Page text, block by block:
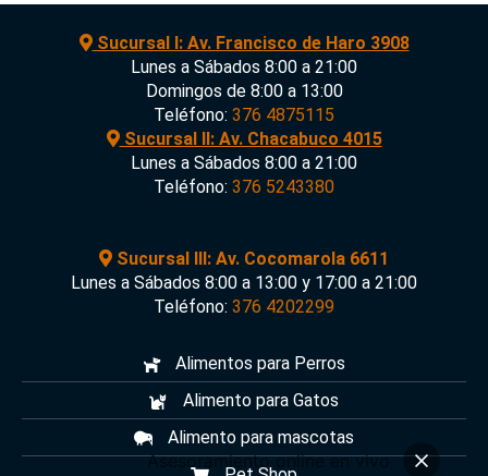
Sucursal I: Av. Francisco de Haro 3908
Lunes a Sábados 8:00 a 21:00
Domingos de 8:00 a 13:00
Teléfono: 376 4875115
Sucursal II: Av. Chacabuco 4015
Lunes a Sábados 8:00 a 21:00
Teléfono: 376 5243380
Sucursal III: Av. Cocomarola 6611
Lunes a Sábados 8:00 a 13:00 y 17:00 a 21:00
Teléfono: 376 4202299
Alimentos para Perros
Alimento para Gatos
Alimento para mascotas
Asesoramiento online en vivo